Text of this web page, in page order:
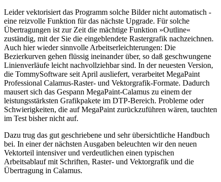
Leider vektorisiert das Programm solche Bilder nicht automatisch -
eine reizvolle Funktion für das nächste Upgrade. Für solche
Übertragungen ist zur Zeit die mächtige Funktion »Outline«
zuständig, mit der Sie die eingeblendete Rastergrafik nachzeichnen.
Auch hier wieder sinnvolle Arbeitserleichterungen: Die
Bezierkurven gehen flüssig ineinander über, so daß geschwungene
Linienverläufe leicht nachvollziehbar sind. In der neuesten Version,
die TommySoftware seit April ausliefert, verarbeitet MegaPaint
Professional Calamus-Raster- und Vektorgrafik-Formate. Dadurch
mausert sich das Gespann MegaPaint-Calamus zu einem der
leistungsstärksten Grafikpakete im DTP-Bereich. Probleme oder
Schwierigkeiten, die auf MegaPaint zurückzuführen wären, tauchten
im Test bisher nicht auf.
Dazu trug das gut geschriebene und sehr übersichtliche Handbuch
bei. In einer der nächsten Ausgaben beleuchten wir den neuen
Vektorteil intensiver und verdeutlichen einen typischen
Arbeitsablauf mit Schriften, Raster- und Vektorgrafik und die
Übertragung in Calamus.